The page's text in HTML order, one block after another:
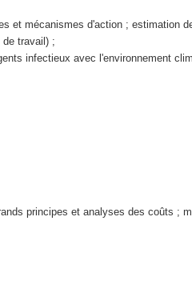
et mécanismes d'action ; estimation
travail) ;
infectieux avec l'environnement
principes et analyses des coûts ;